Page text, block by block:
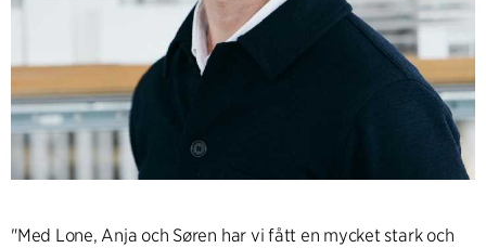
"Med Lone, Anja och Søren har vi fått en mycket stark och